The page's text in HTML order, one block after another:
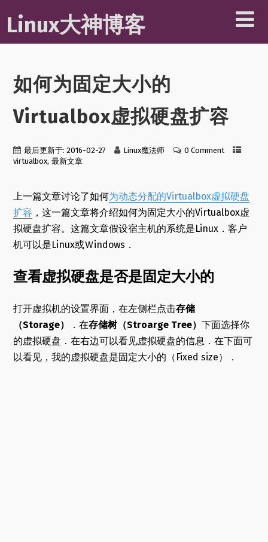
Linux大神博客
如何为固定大小的
Virtualbox虚拟硬盘扩容
最后更新于: 2016-02-27 Linux魔法师
0 Comment
virtualbox, 最新文章
上一篇文章讨论了如何为动态分配的Virtualbox虚拟硬盘
扩容 ，这一篇文章将介绍如何为固定大小的Virtualbox虚
拟硬盘扩容。这篇文章假设宿主机的系统是Linux．客户
机可以是Linux或Ｗindows．
查看虚拟硬盘是否是固定大小的
打开虚拟机的设置界面，在左侧栏点击存储
（Storage）
．在存储树（Stroarge Tree） 下面选择你
的虚拟硬盘．在右边可以看见虚拟硬盘的信息．在下面可
以看见，我的虚拟硬盘是固定大小的（Fixed size）．